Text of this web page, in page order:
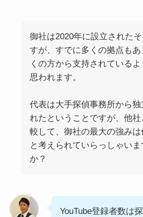
御社は2020年に設立された
すが、すでに多くの拠点もあ
くの方から支持されているよ
思われます。
代表は大手探偵事務所から独
れたということですが、他社
較して、御社の最大の強みは
と考えられていらっしゃいま
か？
YouTube登録者数は